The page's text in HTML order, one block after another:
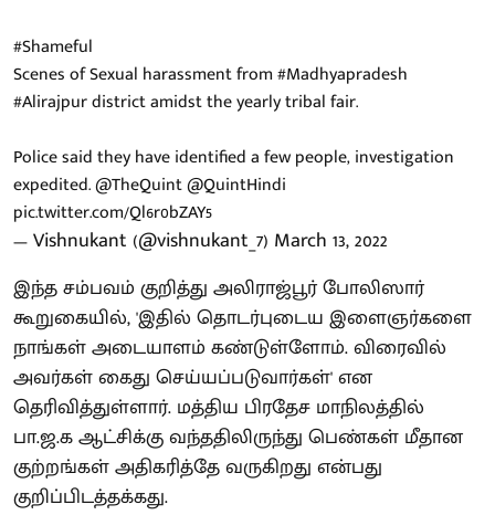
#Shameful
Scenes of Sexual harassment from#Madhyapradesh
#Alirajpurdistrict amidst the yearly tribal fair.
Police said they have identified a few people, investigation
expedited.@TheQuint@QuintHindi
pic.twitter.com/Ql6r0bZAY5
— Vishnukant (@vishnukant_7) March 13, 2022
இந்த சம்பவம் குறித்து அலிராஜ்பூர் போலிஸார்
கூறுகையில், 'இதில் தொடர்புடைய இளைஞர்களை
நாங்கள் அடையாளம் கண்டுள்ளோம். விரைவில்
அவர்கள் கைது செய்யப்படுவார்கள்' என
தெரிவித்துள்ளார். மத்திய பிரதேச மாநிலத்தில்
பா.ஜ.க ஆட்சிக்கு வந்ததிலிருந்து பெண்கள் மீதான
குற்றங்கள் அதிகரித்தே வருகிறது என்பது
குறிப்பிடத்தக்கது.